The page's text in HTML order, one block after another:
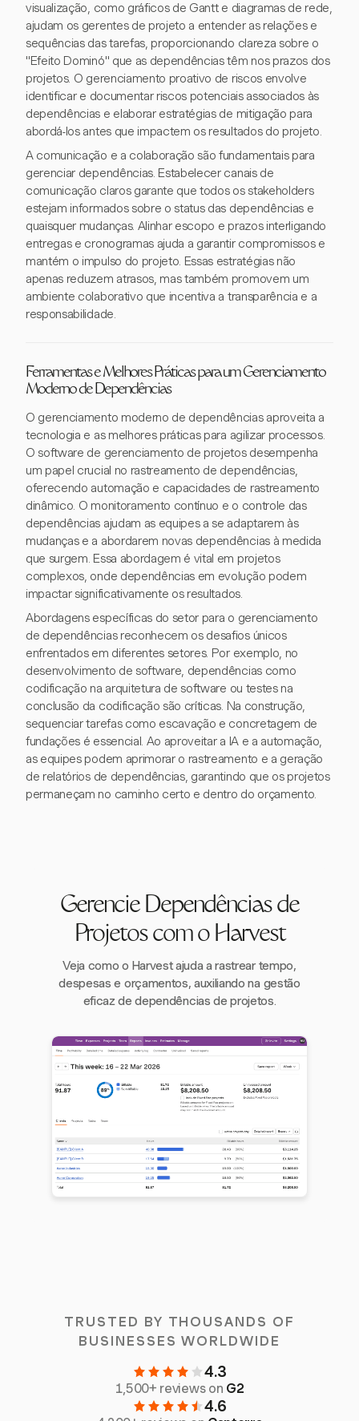
visualização, como gráficos de Gantt e diagramas de rede,
ajudam os gerentes de projeto a entender as relações e
sequências das tarefas, proporcionando clareza sobre o
"Efeito Dominó" que as dependências têm nos prazos dos
projetos. O gerenciamento proativo de riscos envolve
identificar e documentar riscos potenciais associados às
dependências e elaborar estratégias de mitigação para
abordá-los antes que impactem os resultados do projeto.
A comunicação e a colaboração são fundamentais para
gerenciar dependências. Estabelecer canais de
comunicação claros garante que todos os stakeholders
estejam informados sobre o status das dependências e
quaisquer mudanças. Alinhar escopo e prazos interligando
entregas e cronogramas ajuda a garantir compromissos e
mantém o impulso do projeto. Essas estratégias não
apenas reduzem atrasos, mas também promovem um
ambiente colaborativo que incentiva a transparência e a
responsabilidade.
Ferramentas e Melhores Práticas para um Gerenciamento
Moderno de Dependências
O gerenciamento moderno de dependências aproveita a
tecnologia e as melhores práticas para agilizar processos.
O software de gerenciamento de projetos desempenha
um papel crucial no rastreamento de dependências,
oferecendo automação e capacidades de rastreamento
dinâmico. O monitoramento contínuo e o controle das
dependências ajudam as equipes a se adaptarem às
mudanças e a abordarem novas dependências à medida
que surgem. Essa abordagem é vital em projetos
complexos, onde dependências em evolução podem
impactar significativamente os resultados.
Abordagens específicas do setor para o gerenciamento
de dependências reconhecem os desafios únicos
enfrentados em diferentes setores. Por exemplo, no
desenvolvimento de software, dependências como
codificação na arquitetura de software ou testes na
conclusão da codificação são críticas. Na construção,
sequenciar tarefas como escavação e concretagem de
fundações é essencial. Ao aproveitar a IA e a automação,
as equipes podem aprimorar o rastreamento e a geração
de relatórios de dependências, garantindo que os projetos
permaneçam no caminho certo e dentro do orçamento.
Gerencie Dependências de
Projetos com o Harvest
Veja como o Harvest ajuda a rastrear tempo,
despesas e orçamentos, auxiliando na gestão
eficaz de dependências de projetos.
TRUSTED BY THOUSANDS OF
BUSINESSES WORLDWIDE
4.3
1,500+ reviews on G2
4.6